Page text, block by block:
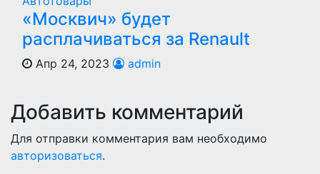
«Москвич» будет
расплачиваться за Renault
Апр 24, 2023 admin
Добавить комментарий
Для отправки комментария вам необходимо
авторизоваться.